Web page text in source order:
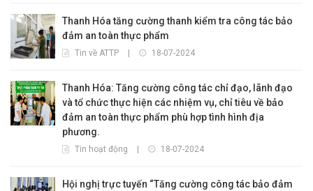
Thanh Hóa tăng cường thanh kiểm tra công tác bảo
đảm an toàn thực phẩm
Tin về ATTP 18-07-2024
Thanh Hóa: Tăng cường công tác chỉ đạo, lãnh đạo
và tổ chức thực hiện các nhiệm vụ, chỉ tiêu về bảo
đảm an toàn thực phẩm phù hợp tình hình địa
phương.
Tin hoạt động 18-07-2024
Hội nghị trực tuyến “Tăng cường công tác bảo đảm